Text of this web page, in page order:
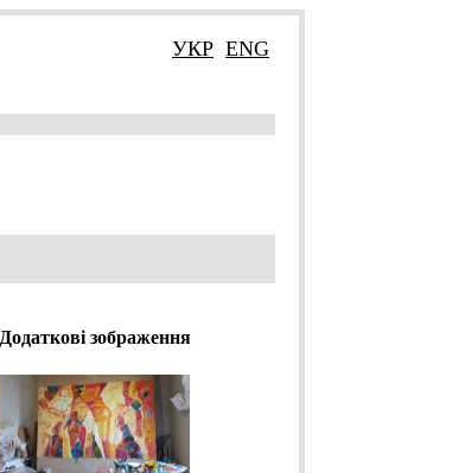
ENG
УКР
Додаткові зображення